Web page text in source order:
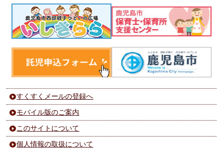
すくすくメールの登録へ
モバイル版のご案内
このサイトについて
個人情報の取扱について